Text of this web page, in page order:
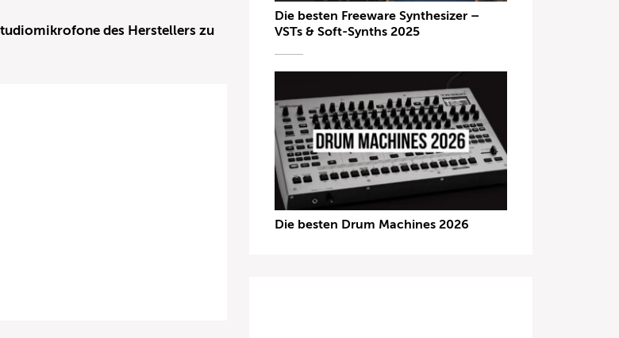
des Herstellers zu
Die besten Freeware Synthesizer –
VSTs & Soft-Synths 2025
Die besten Drum Machines 2026